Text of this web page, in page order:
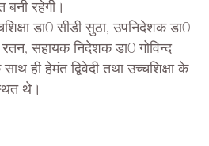
बनी रहेगी।
डा0 सीडी सुठा, उपनिदेशक डा0
सहायक निदेशक डा0 गोविन्द
ही हेमंत द्विवेदी तथा उच्चशिक्षा के
थे।